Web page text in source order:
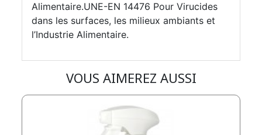
Alimentaire.UNE-EN 14476 Pour Virucides
dans les surfaces, les milieux ambiants et
l’Industrie Alimentaire.
VOUS AIMEREZ AUSSI